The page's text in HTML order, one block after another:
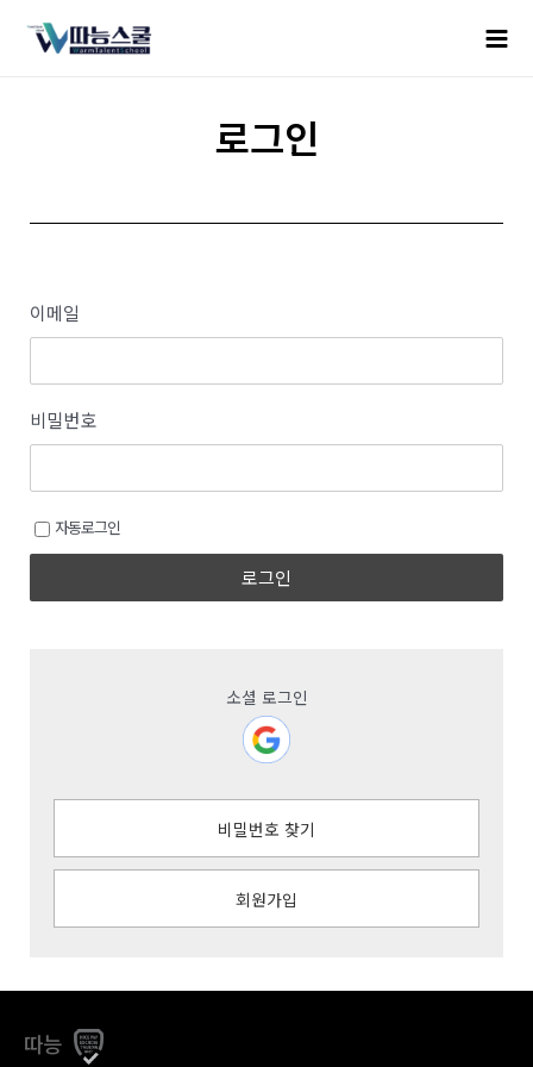
로그인
이메일
비밀번호
자동로그인
로그인
소셜 로그인
비밀번호 찾기
회원가입
따능